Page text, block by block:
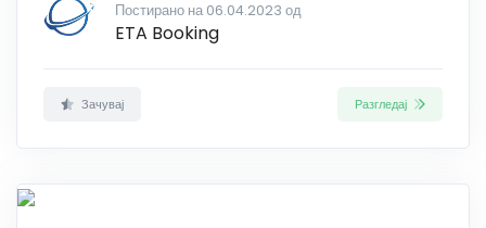
Постирано на 06.04.2023 од
ETA Booking
Зачувај Разгледај